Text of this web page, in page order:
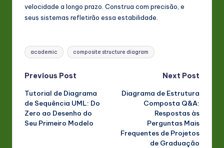
velocidade a longo prazo. Construa com precisão, e
seus sistemas refletirão essa estabilidade.
Tags:
academic composite structure diagram
Post
navigation
Previous Post
Tutorial de Diagrama
de Sequência UML: Do
Zero ao Desenho do
Seu Primeiro Modelo
Next Post
Diagrama de Estrutura
Composta Q&A:
Respostas às
Perguntas Mais
Frequentes de Projetos
de Graduação